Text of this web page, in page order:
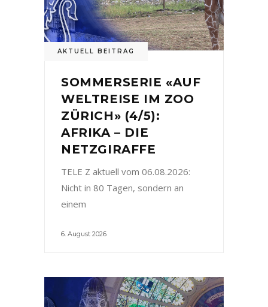
AKTUELL BEITRAG
SOMMERSERIE «AUF
WELTREISE IM ZOO
ZÜRICH» (4/5):
AFRIKA – DIE
NETZGIRAFFE
TELE Z aktuell vom 06.08.2026:
Nicht in 80 Tagen, sondern an
einem
6. August 2026